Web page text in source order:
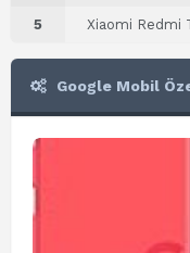
5 Xiaomi Redmi
Google Mobil